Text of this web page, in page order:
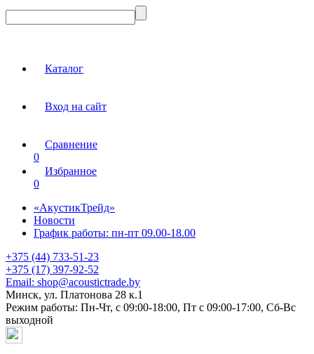
Каталог
Вход на сайт
Сравнение
0
Избранное
0
«АкустикТрейд»
Новости
График работы: пн-пт 09.00-18.00
+375 (44) 733-51-23
+375 (17) 397-92-52
Email: shop@acoustictrade.by
Минск, ул. Платонова 28 к.1
Режим работы: Пн-Чт, с 09:00-18:00, Пт с 09:00-17:00, Сб-Вс
выходной